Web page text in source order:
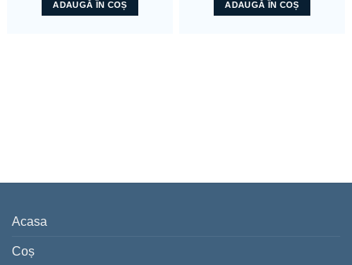
ADAUGĂ ÎN COȘ ADAUGĂ ÎN COȘ
Acasa
Coș